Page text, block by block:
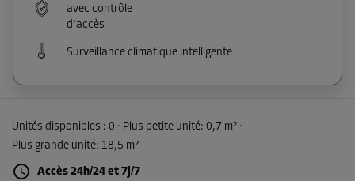
avec contrôle
d’accès
Surveillance climatique intelligente
Unités disponibles : 0 · Plus petite unité: 0,7 m² ·
Plus grande unité: 18,5 m²
Accès 24h/24 et 7j/7